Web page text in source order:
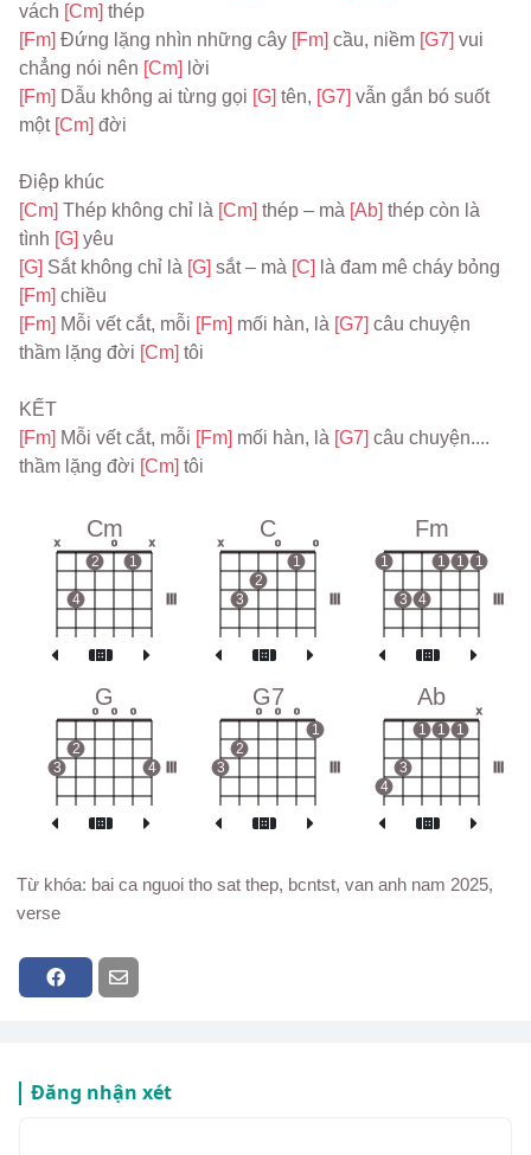
vách [Cm] thép
[Fm] Đứng lặng nhìn những cây [Fm] cầu, niềm [G7] vui
chẳng nói nên [Cm] lời
[Fm] Dẫu không ai từng gọi [G] tên, [G7] vẫn gắn bó suốt
một [Cm] đời
Điệp khúc
[Cm] Thép không chỉ là [Cm] thép – mà [Ab] thép còn là
tình [G] yêu
[G] Sắt không chỉ là [G] sắt – mà [C]
[Fm] chiều
[Fm] Mỗi vết cắt, mỗi [Fm] mối hàn, là [G7] câu chuyện
thầm lặng đời [Cm] tôi
KẾT
[Fm] Mỗi vết cắt, mỗi [Fm] mối hàn, là [G7] câu chuyện....
thầm lặng đời [Cm] tôi
Cm
x
4
2
o
1
x
C
x
3
2
o
1
o
Fm
1
3 4
1 1 1
G
3
2
o o o
4
G7
3
2
o o o
1
Ab
4
3
1 1 1
x
Từ khóa: bai ca nguoi tho sat thep, bcntst, van anh nam 2025,
verse
Đăng nhận xét